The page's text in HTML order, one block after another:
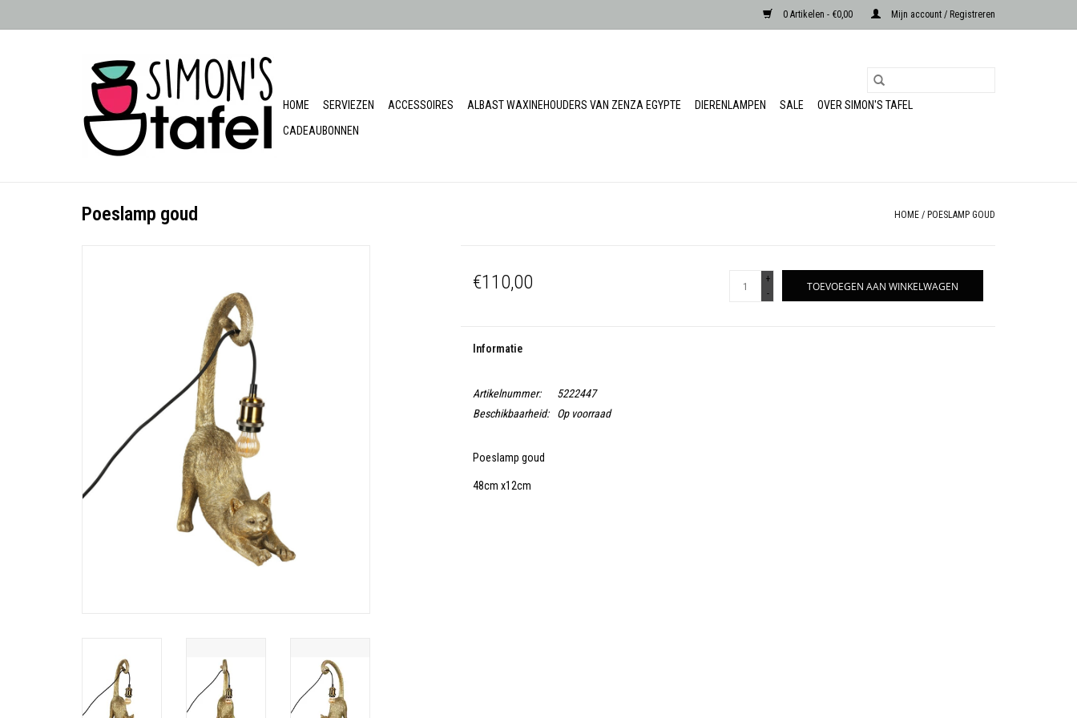
0 Artikelen - €0,00 Mijn account / Registreren
HOME SERVIEZEN ACCESSOIRES ALBAST WAXINEHOUDERS VAN ZENZA EGYPTE DIERENLAMPEN SALE
OVER SIMON'S TAFEL
CADEAUBONNEN
Poeslamp goud HOME / POESLAMP GOUD
€110,00
+
-
TOEVOEGEN AAN WINKELWAGEN
Informatie
Artikelnummer:
5222447
Beschikbaarheid:
Op voorraad
Poeslamp goud
48cm x12cm